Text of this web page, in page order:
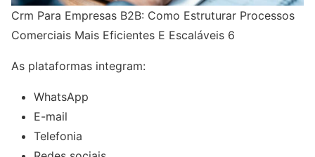
Crm Para Empresas B2B: Como Estruturar Processos
Comerciais Mais Eficientes E Escaláveis 6
As plataformas integram:
WhatsApp
E-mail
Telefonia